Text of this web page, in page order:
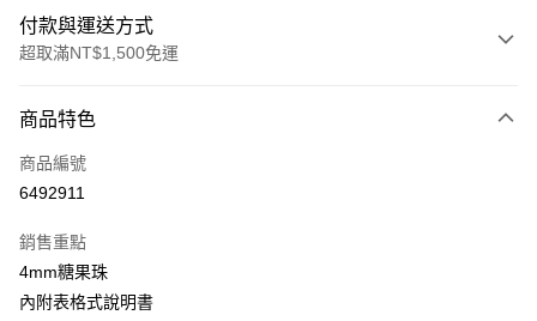
付款與運送方式
超取滿NT$1,500免運
信用卡一次付款
超商取貨付款
街口支付
悠遊付
商品特色
商品編號
6492911
銷售重點
4mm糖果珠
內附表格式說明書